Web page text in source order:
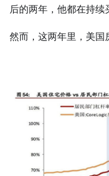
后的两年，他都在持续
然而，这两年里，美国